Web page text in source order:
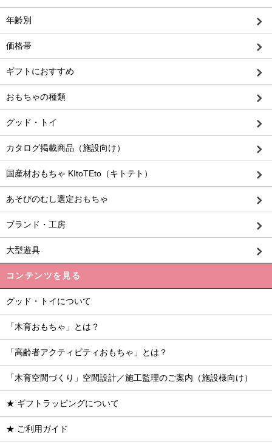
年齢別
価格帯
ギフトにおすすめ
おもちゃの種類
グッド・トイ
カタログ掲載商品（施設向け）
国産材おもちゃ KItoTEto（キトテト）
あそびのむし選定おもちゃ
ブランド・工房
大型遊具
コンテンツを見る
グッド・トイについて
「木育おもちゃ」とは？
「高齢者アクティビティおもちゃ」とは？
「木育空間づくり」空間設計／施工監理のご案内（施設様向け）
★ ギフトラッピングについて
★ ご利用ガイド